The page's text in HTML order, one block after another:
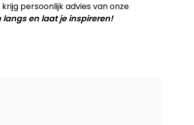
persoonlijk advies van onze
langs en laat je inspireren!